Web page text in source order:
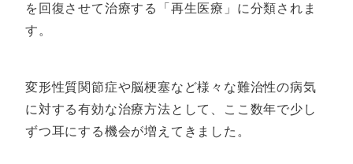
を回復させて治療する「再生医療」に分類されま
す。
変形性質関節症や脳梗塞など様々な難治性の病気
に対する有効な治療方法として、ここ数年で少し
ずつ耳にする機会が増えてきました。